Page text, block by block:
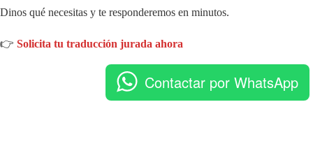
Dinos qué necesitas y te responderemos en minutos.
👉 Solicita tu traducción jurada ahora
Contactar por WhatsApp